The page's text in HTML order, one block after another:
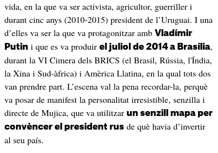
vida, en la que va ser activista, agricultor, guerriller i
durant cinc anys (2010-2015) president de l’Uruguai. I una
d’elles va ser la que va protagonitzar amb Vladímir
Putin i que es va produir el juliol de 2014 a Brasília,
durant la VI Cimera dels BRICS (el Brasil, Rússia, l'Índia,
la Xina i Sud-àfrica) i Amèrica Llatina, en la qual tots dos
van prendre part. L’escena val la pena recordar-la, perquè
va posar de manifest la personalitat irresistible, senzilla i
directe de Mujica, que va utilitzar un senzill mapa per
convèncer el president rusde què havia d’invertir
al seu país.